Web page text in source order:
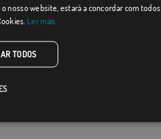
de
nosso website, estará a concordar com todos
Ler mais
TODOS